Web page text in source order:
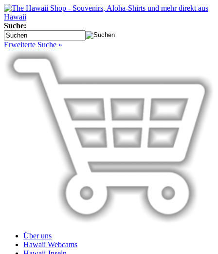
Suche:
Erweiterte Suche »
Über uns
Hawaii Webcams